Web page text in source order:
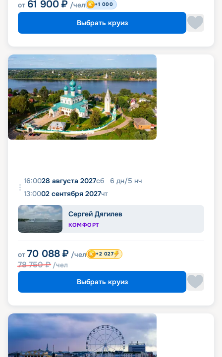
от 61 900 ₽ /чел +1 000
Выбрать круиз
16:0028 августа 2027сб 6 дн/5 нч
13:0002 сентября 2027чт
Сергей Дягилев
КОМФОРТ
от 70 088 ₽ /чел
78 750₽ /чел
+2 027
Выбрать круиз